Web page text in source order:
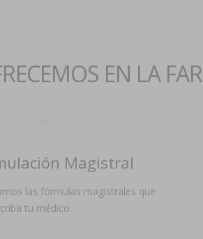
EN LA
Magistral
las fórmulas magistrales que
tu médico.